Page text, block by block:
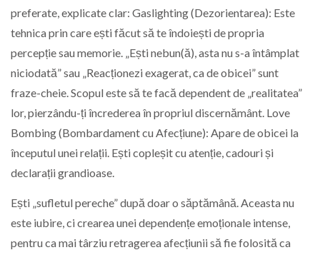
preferate, explicate clar: Gaslighting (Dezorientarea): Este
tehnica prin care ești făcut să te îndoiești de propria
percepție sau memorie. „Ești nebun(ă), asta nu s-a întâmplat
niciodată” sau „Reacționezi exagerat, ca de obicei” sunt
fraze-cheie. Scopul este să te facă dependent de „realitatea”
lor, pierzându-ți încrederea în propriul discernământ. Love
Bombing (Bombardament cu Afecțiune): Apare de obicei la
începutul unei relații. Ești copleșit cu atenție, cadouri și
declarații grandioase.
Ești „sufletul pereche” după doar o săptămână. Aceasta nu
este iubire, ci crearea unei dependențe emoționale intense,
pentru ca mai târziu retragerea afecțiunii să fie folosită ca